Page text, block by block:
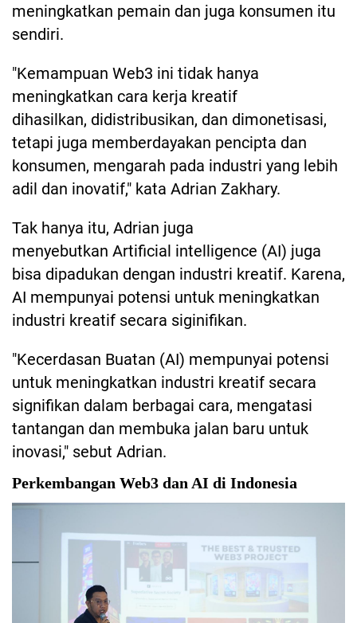
meningkatkan pemain dan juga konsumen itu
sendiri.
"Kemampuan Web3 ini tidak hanya
meningkatkan cara kerja kreatif
dihasilkan, didistribusikan, dan dimonetisasi,
tetapi juga memberdayakan pencipta dan
konsumen, mengarah pada industri yang lebih
adil dan inovatif," kata Adrian Zakhary.
Tak hanya itu, Adrian juga
menyebutkan Artificial intelligence (AI) juga
bisa dipadukan dengan industri kreatif. Karena,
AI mempunyai potensi untuk meningkatkan
industri kreatif secara siginifikan.
"Kecerdasan Buatan (AI) mempunyai potensi
untuk meningkatkan industri kreatif secara
signifikan dalam berbagai cara, mengatasi
tantangan dan membuka jalan baru untuk
inovasi," sebut Adrian.
Perkembangan Web3 dan AI di Indonesia